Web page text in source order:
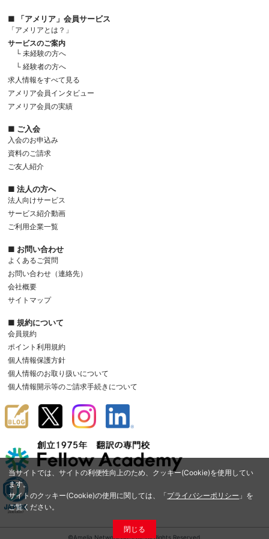
当サイトでは、サイトの利便性向上のため、クッキー(Cookie)を使用してい
ます。
サイトのクッキー(Cookie)の使用に関しては、「プライバシーポリシー 」を
ご覧ください。
閉じる
■ 「アメリア」会員サービス
「アメリアとは？」
サービスのご案内
└ 未経験の方へ
└ 経験者の方へ
求人情報をすべて見る
アメリア会員インタビュー
アメリア会員の実績
■ ご入会
入会のお申込み
資料のご請求
ご友人紹介
■ 法人の方へ
法人向けサービス
サービス紹介動画
ご利用企業一覧
■ お問い合わせ
よくあるご質問
お問い合わせ（連絡先）
会社概要
サイトマップ
■ 規約について
会員規約
ポイント利用規約
個人情報保護方針
個人情報のお取り扱いについて
個人情報開示等のご請求手続きについて
©Amelia Network Co.,Ltd. All Rights Reserved.